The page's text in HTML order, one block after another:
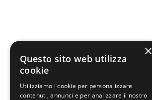
×
Questo sito web utilizza
cookie
Utilizziamo i cookie per personalizzare
contenuti, annunci e per analizzare il nostro